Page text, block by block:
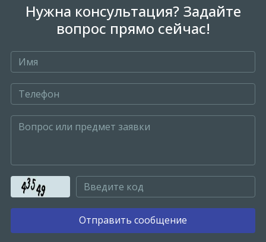
Нужна консультация? Задайте
вопрос прямо сейчас!
Отправить сообщение